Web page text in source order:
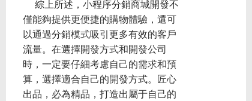
綜上所述，小程序分銷商城開發不
僅能夠提供更便捷的購物體驗，還可
以通過分銷模式吸引更多有效的客戶
流量。在選擇開發方式和開發公司
時，一定要仔細考慮自己的需求和預
算，選擇適合自己的開發方式。匠心
出品，必為精品，打造出屬于自己的